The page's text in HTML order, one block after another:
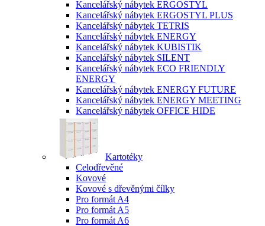
Kancelářský nábytek ERGOSTYL
Kancelářský nábytek ERGOSTYL PLUS
Kancelářský nábytek TETRIS
Kancelářský nábytek ENERGY
Kancelářský nábytek KUBISTIK
Kancelářský nábytek SILENT
Kancelářský nábytek ECO FRIENDLY
ENERGY
Kancelářský nábytek ENERGY FUTURE
Kancelářský nábytek ENERGY MEETING
Kancelářský nábytek OFFICE HIDE
Kartotéky
Celodřevěné
Kovové
Kovové s dřevěnými čílky
Pro formát A4
Pro formát A5
Pro formát A6